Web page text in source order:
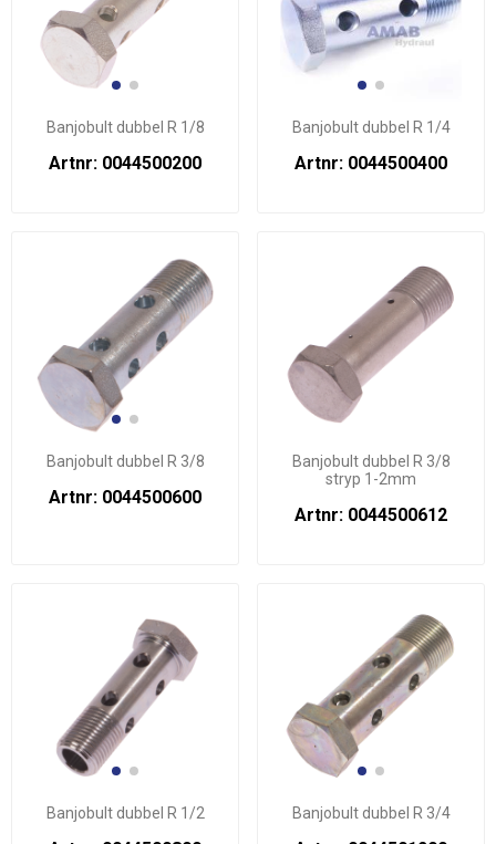
Banjobult dubbel R 1/8
Artnr: 0044500200
Banjobult dubbel R 1/4
Artnr: 0044500400
Banjobult dubbel R 3/8
Artnr: 0044500600
Banjobult dubbel R 3/8
stryp 1-2mm
Artnr: 0044500612
Banjobult dubbel R 1/2 Banjobult dubbel R 3/4